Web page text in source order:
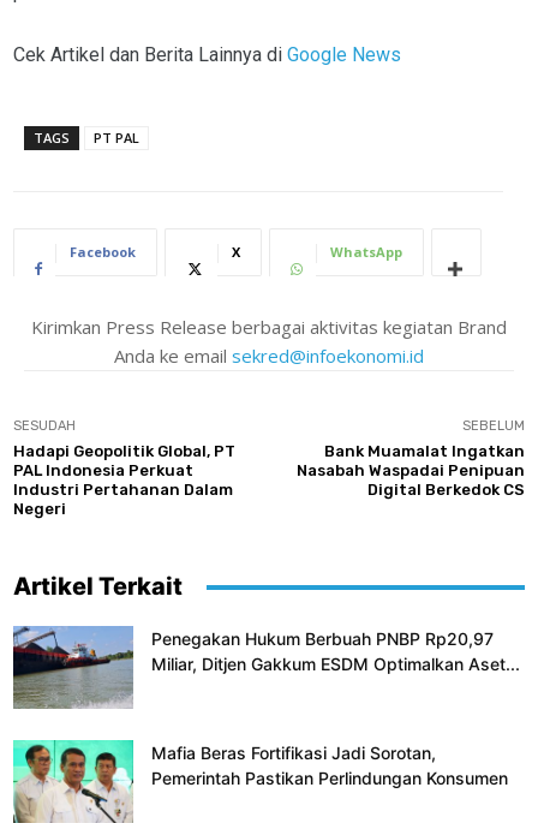
Cek Artikel dan Berita Lainnya di Google News
TAGS PT PAL
Facebook X WhatsApp
Kirimkan Press Release berbagai aktivitas kegiatan Brand
Anda ke email sekred@infoekonomi.id
SESUDAH
Hadapi Geopolitik Global, PT
PAL Indonesia Perkuat
Industri Pertahanan Dalam
Negeri
SEBELUM
Bank Muamalat Ingatkan
Nasabah Waspadai Penipuan
Digital Berkedok CS
Artikel Terkait
Penegakan Hukum Berbuah PNBP Rp20,97
Miliar, Ditjen Gakkum ESDM Optimalkan Aset...
Mafia Beras Fortifikasi Jadi Sorotan,
Pemerintah Pastikan Perlindungan Konsumen